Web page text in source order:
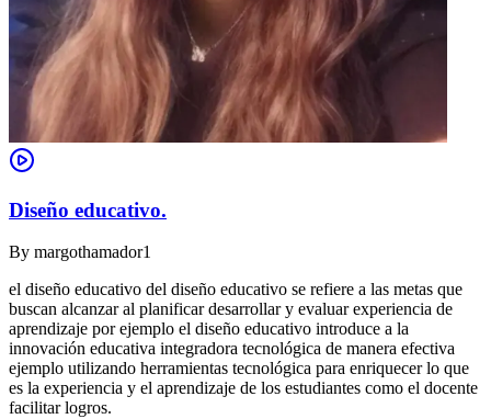
Diseño educativo.
By margothamador1
el diseño educativo del diseño educativo se refiere a las metas que
buscan alcanzar al planificar desarrollar y evaluar experiencia de
aprendizaje por ejemplo el diseño educativo introduce a la
innovación educativa integradora tecnológica de manera efectiva
ejemplo utilizando herramientas tecnológica para enriquecer lo que
es la experiencia y el aprendizaje de los estudiantes como el docente
facilitar logros.